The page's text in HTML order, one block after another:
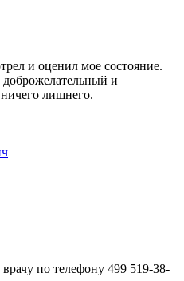
и оценил мое состояние.
и
лишнего.
по телефону 499 519-38-